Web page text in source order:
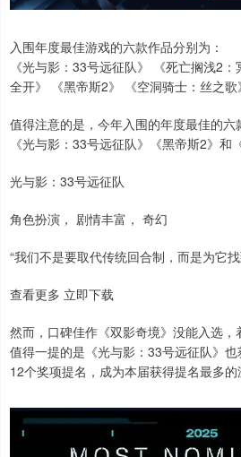
入围年度最佳游戏的六款作品分别为：
《光与影：33号远征队》 《死亡搁浅2
全开》 《黑帝斯2》 《空洞骑士：丝之歌
值得注意的是，今年入围的年度最佳的六
《光与影：33号远征队》《黑帝斯2》和
光与影：33号远征队
角色扮演， 剧情丰富， 奇幻
“我们不是要取代传统回合制，而是为它
查看更多 立即下载
然而，口碑佳作《双影奇境》没能入选，
值得一提的是《光与影：33号远征队》
12个奖项提名，成为本届获得提名最多的